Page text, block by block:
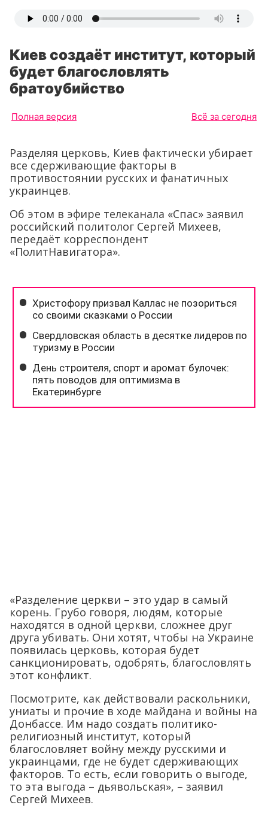
Киев создаёт институт, который
будет благословлять
братоубийство
Полная версия Всё за сегодня
Разделяя церковь, Киев фактически убирает
все сдерживающие факторы в
противостоянии русских и фанатичных
украинцев.
Об этом в эфире телеканала «Спас» заявил
российский политолог Сергей Михеев,
передаёт корреспондент
«ПолитНавигатора».
«Разделение церкви – это удар в самый
корень. Грубо говоря, людям, которые
находятся в одной церкви, сложнее друг
друга убивать. Они хотят, чтобы на Украине
появилась церковь, которая будет
санкционировать, одобрять, благословлять
этот конфликт.
Посмотрите, как действовали раскольники,
униаты и прочие в ходе майдана и войны на
Донбассе. Им надо создать политико-
религиозный институт, который
благословляет войну между русскими и
украинцами, где не будет сдерживающих
факторов. То есть, если говорить о выгоде,
то эта выгода – дьявольская», – заявил
Сергей Михеев.